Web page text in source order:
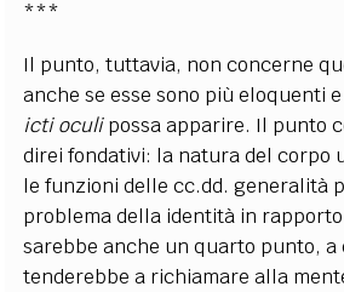
***
Il punto, tuttavia, non concerne
anche se esse sono più eloquenti
icti oculipossa apparire. Il punto
direi fondativi: la natura del corpo
le funzioni delle cc.dd. generalità
problema della identità in
sarebbe anche un quarto punto,
tenderebbe a richiamare alla